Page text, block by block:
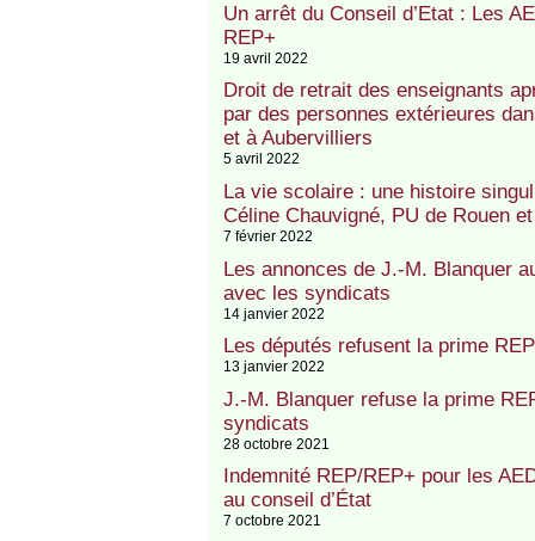
Un arrêt du Conseil d’Etat : Les
REP+
19 avril 2022
Droit de retrait des enseignants
par des personnes extérieures
et à Aubervilliers
5 avril 2022
La vie scolaire : une histoire
Céline Chauvigné, PU de Rouen
7 février 2022
Les annonces de J.-M. Blanquer
avec les syndicats
14 janvier 2022
Les députés refusent la prime
13 janvier 2022
J.-M. Blanquer refuse la prime
syndicats
28 octobre 2021
Indemnité REP/REP+ pour les
au conseil d’État
7 octobre 2021